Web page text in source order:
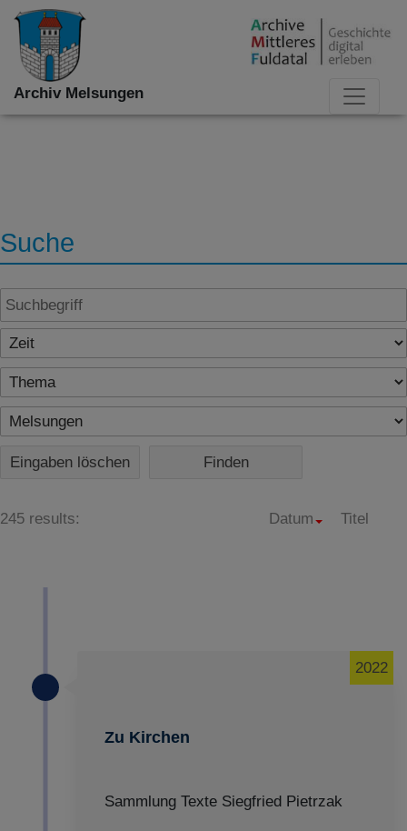
Archiv Melsungen
Suche
Eingaben löschen
245 results: Datum Titel
Zu Kirchen
2022
Sammlung Texte Siegfried Pietrzak